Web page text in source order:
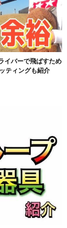
イバーで飛ばすため
ティングも紹介